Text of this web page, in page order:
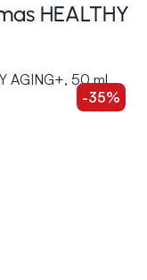
HEALTHY
-35%